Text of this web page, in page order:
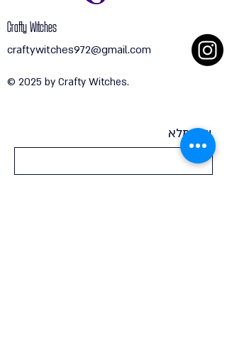
Crafty Witches
craftywitches972@gmail.com
© 2025 by Crafty Witches.
שם מלא